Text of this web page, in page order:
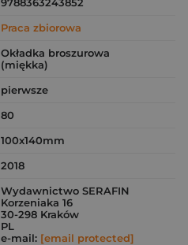
Praca zbiorowa
Okładka broszurowa
(miękka)
pierwsze
80
100x140mm
2018
Wydawnictwo SERAFIN
Korzeniaka 16
30-298 Kraków
PL
e-mail: [email protected]